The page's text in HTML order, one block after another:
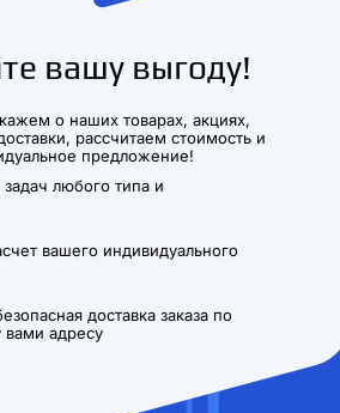
вашу выгоду!
о наших товарах, акциях,
рассчитаем стоимость и
предложение!
задач любого типа и
вашего индивидуального
доставка заказа по
вами адресу